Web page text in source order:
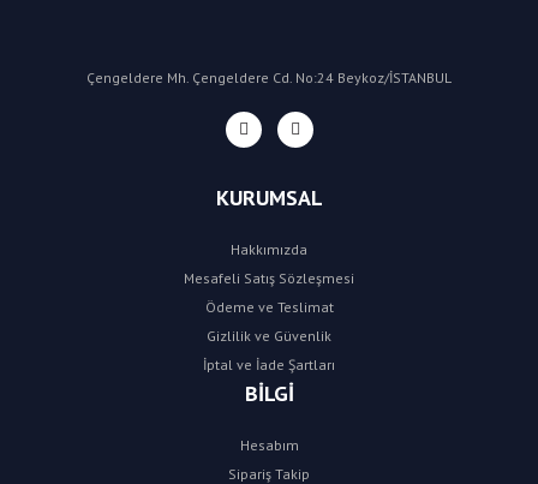
Çengeldere Mh. Çengeldere Cd. No:24 Beykoz/İSTANBUL
KURUMSAL
Hakkımızda
Mesafeli Satış Sözleşmesi
Ödeme ve Teslimat
Gizlilik ve Güvenlik
İptal ve İade Şartları
BİLGİ
Hesabım
Sipariş Takip